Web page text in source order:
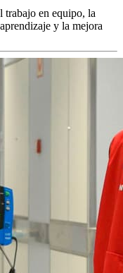
trabajo en equipo, la
y la mejora